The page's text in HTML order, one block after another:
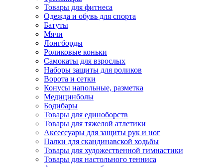
Товары для фитнеса
Одежда и обувь для спорта
Батуты
Мячи
Лонгборды
Роликовые коньки
Самокаты для взрослых
Наборы защиты для роликов
Ворота и сетки
Конусы напольные, разметка
Медицинболы
Бодибары
Товары для единоборств
Товары для тяжелой атлетики
Аксессуары для защиты рук и ног
Палки для скандинавской ходьбы
Товары для художественной гимнастики
Товары для настольного тенниса